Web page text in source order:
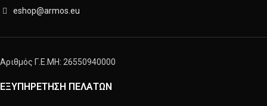
eshop@armos.eu
Αριθμός Γ.Ε.ΜΗ: 26550940000
ΕΞΥΠΗΡΕΤΗΣΗ ΠΕΛΑΤΩΝ